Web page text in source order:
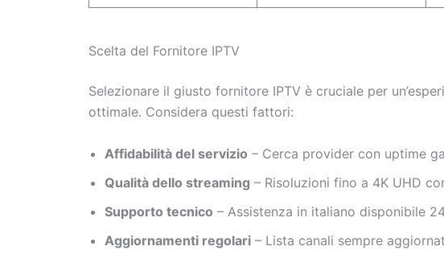
Scelta del Fornitore IPTV
Selezionare il giusto fornitore IPTV è cruciale per
ottimale. Considera questi fattori:
Affidabilità del servizio – Cerca provider con uptime
Qualità dello streaming – Risoluzioni fino a 4K UHD
Supporto tecnico – Assistenza in italiano disponibile
Aggiornamenti regolari – Lista canali sempre